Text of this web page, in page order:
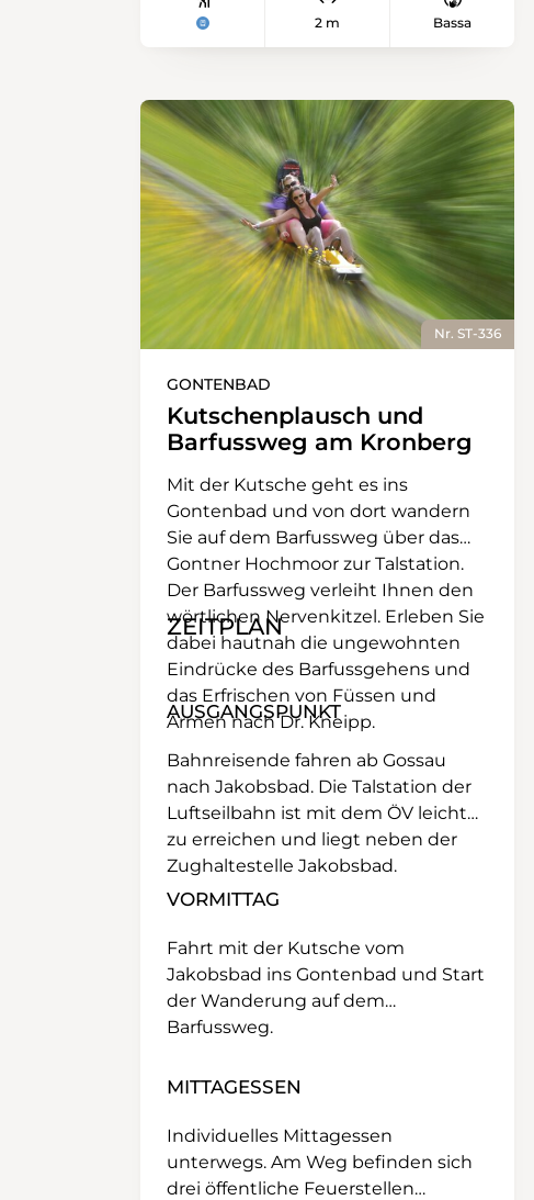
2 m Bassa
Nr. ST-336
GONTENBAD
Kutschenplausch und
Barfussweg am Kronberg
Mit der Kutsche geht es ins
Gontenbad und von dort wandern
Sie auf dem Barfussweg über das
Gontner Hochmoor zur Talstation.
Der Barfussweg verleiht Ihnen den
wörtlichen Nervenkitzel. Erleben Sie
dabei hautnah die ungewohnten
Eindrücke des Barfussgehens und
das Erfrischen von Füssen und
Armen nach Dr. Kneipp.
ZEITPLAN
AUSGANGSPUNKT
Bahnreisende fahren ab Gossau
nach Jakobsbad. Die Talstation der
Luftseilbahn ist mit dem ÖV leicht
zu erreichen und liegt neben der
Zughaltestelle Jakobsbad.
VORMITTAG
Fahrt mit der Kutsche vom
Jakobsbad ins Gontenbad und Start
der Wanderung auf dem
Barfussweg.
MITTAGESSEN
Individuelles Mittagessen
unterwegs. Am Weg befinden sich
drei öffentliche Feuerstellen